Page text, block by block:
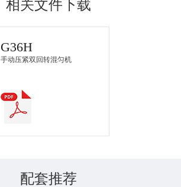
相关文件下载
G36H
⼿动压紧双回转混匀机
配套推荐